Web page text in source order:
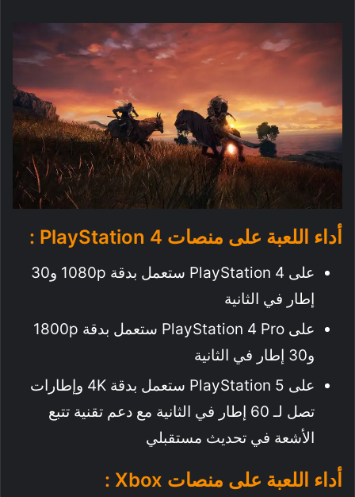
أداء اللعبة على منصات PlayStation 4 :
على PlayStation 4 ستعمل بدقة 1080p و30
إطار في الثانية
على PlayStation 4 Pro ستعمل بدقة 1800p
و30 إطار في الثانية
على PlayStation 5 ستعمل بدقة 4K وإطارات
تصل لـ 60 إطار في الثانية مع دعم تقنية تتبع
الأشعة في تحديث مستقبلي
أداء اللعبة على منصات Xbox :